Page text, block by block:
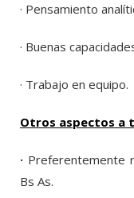
· Pensamiento
· Buenas
· Trabajo en equipo.
Otros aspectos a
· Preferentemente
Bs As.